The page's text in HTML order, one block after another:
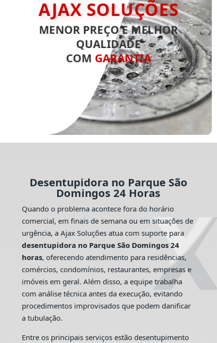
AJAX SOLUÇÕES
MENOR PREÇO E MELHOR
QUALIDADE
COM GARANTIA
Desentupidora no Parque São
Domingos 24 Horas
Quando o problema acontece fora do horário
comercial, em finais de semana ou em situações de
urgência, a Ajax Soluções atua com suporte para
desentupidora no Parque São Domingos 24
horas, oferecendo atendimento para residências,
comércios, condomínios, restaurantes, empresas e
imóveis em geral. Além disso, a equipe trabalha
com análise técnica antes da execução, evitando
procedimentos improvisados que podem danificar
a tubulação.
Entre os principais serviços estão desentupimento